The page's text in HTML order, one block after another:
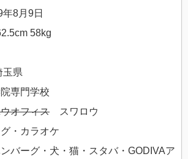
8月9日
58kg
玉県
専門学校
オフィス スワロウ
・カラオケ
バーグ・犬・猫・スタバ・GODIVAア